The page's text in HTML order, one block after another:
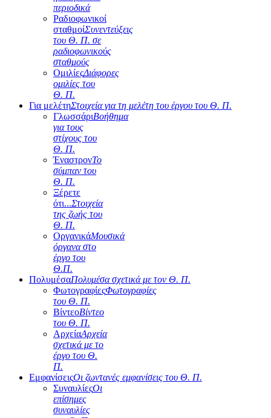
περιοδικά
Ραδιοφωνικοί
σταθμοίΣυνεντεύξεις
του Θ. Π. σε
ραδιοφωνικούς
σταθμούς
ΟμιλίεςΔιάφορες
ομιλίες του
Θ. Π.
Για μελέτηΣτοιχεία για τη μελέτη του έργου του Θ. Π.
ΓλωσσάριΒοήθημα
για τους
στίχους του
Θ. Π.
ΈναστρονΤο
σύμπαν του
Θ. Π.
Ξέρετε
ότι...Στοιχεία
της ζωής του
Θ. Π.
ΟργανικάΜουσικά
όργανα στο
έργο του
Θ.Π.
ΠολυμέσαΠολυμέσα σχετικά με τον Θ. Π.
ΦωτογραφίεςΦωτογραφίες
του Θ. Π.
ΒίντεοΒίντεο
του Θ. Π.
ΑρχείαΑρχεία
σχετικά με το
έργο του Θ.
Π.
ΕμφανίσειςΟι ζωντανές εμφανίσεις του Θ. Π.
ΣυναυλίεςΟι
επίσημες
συναυλίες